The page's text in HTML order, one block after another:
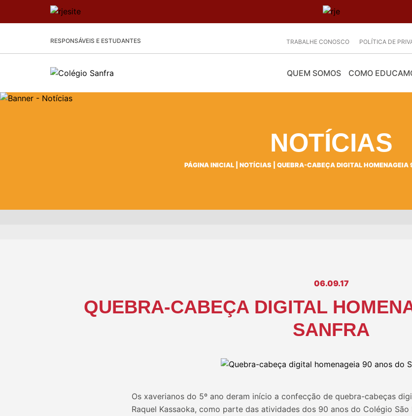
RESPONSÁVEIS E ESTUDANTES TRABALHE CONOSCO POLÍTICA DE
QUEM SOMOS COMO
NOTÍCIAS
PÁGINA INICIAL NOTÍCIAS QUEBRA-CABEÇA DIGITAL HOMENAGEIA
06.09.17
QUEBRA-CABEÇA DIGITAL
SANFRA
Os xaverianos do 5º ano deram início a confecção de quebra-cabeças
Raquel Kassaoka, como parte das atividades dos 90 anos do Colégio São